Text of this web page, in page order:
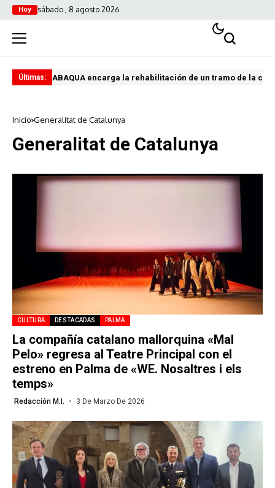
Hoy sábado , 8 agosto 2026
Últimas: ABAQUA encarga la rehabilitación de un tramo de la
Inicio Generalitat de Catalunya
Generalitat de Catalunya
CULTURA DESTACADAS PALMA
La compañía catalano mallorquina «Mal
Pelo» regresa al Teatre Principal con el
estreno en Palma de «WE. Nosaltres i els
temps»
Redacción M.I. 3 De Marzo De 2026